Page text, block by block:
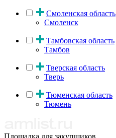
Смоленская область
Смоленск
Тамбовская область
Тамбов
Тверская область
Тверь
Тюменская область
Тюмень
Площадка для закупщиков